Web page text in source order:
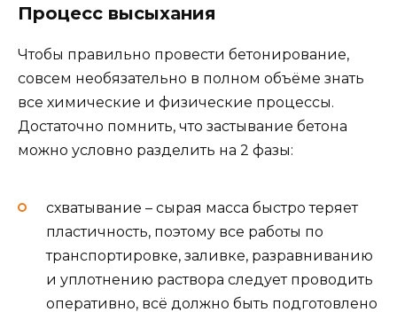
Процесс высыхания
Чтобы правильно провести бетонирование,
совсем необязательно в полном объёме знать
все химические и физические процессы.
Достаточно помнить, что застывание бетона
можно условно разделить на 2 фазы:
схватывание – сырая масса быстро теряет
пластичность, поэтому все работы по
транспортировке, заливке, разравниванию
и уплотнению раствора следует проводить
оперативно, всё должно быть подготовлено